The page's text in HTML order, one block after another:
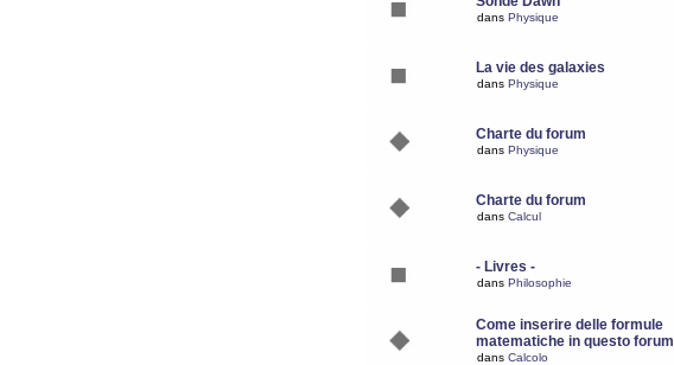
dans Physique
La vie des galaxies
dans Physique
Charte du forum
dans Physique
Charte du forum
dans Calcul
- Livres -
dans Philosophie
Come inserire delle formule
matematiche in questo forum
dans Calcolo